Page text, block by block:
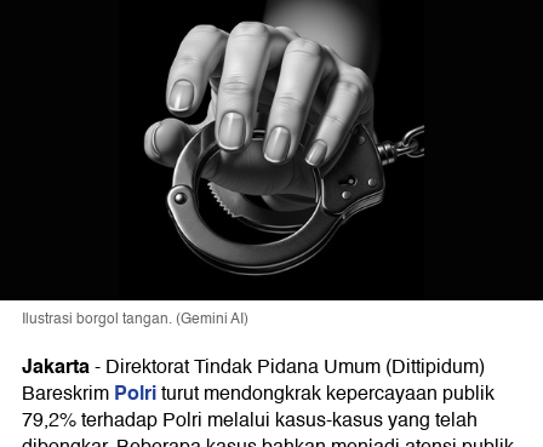
Ilustrasi borgol tangan. (Gemini AI)
Jakarta-Direktorat Tindak Pidana Umum (Dittipidum)
BareskrimPolriturut mendongkrak kepercayaan publik
79,2% terhadap Polri melalui kasus-kasus yang telah